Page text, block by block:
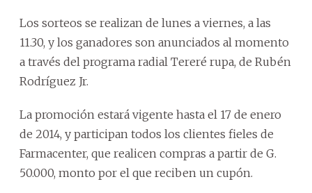
Los sorteos se realizan de lunes a viernes, a las
11.30, y los ganadores son anunciados al momento
a través del programa radial Tereré rupa, de Rubén
Rodríguez Jr.
La promoción estará vigente hasta el 17 de enero
de 2014, y participan todos los clientes fieles de
Farmacenter, que realicen compras a partir de G.
50.000, monto por el que reciben un cupón.